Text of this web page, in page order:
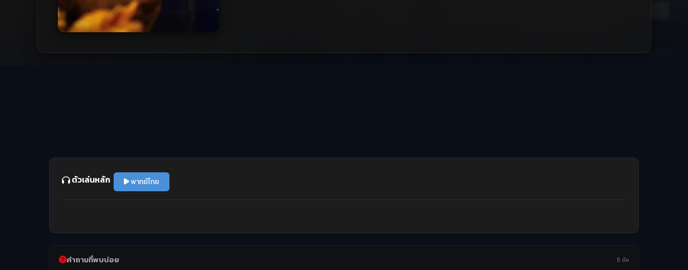
ตัวเล่นหลัก พากย์ไทย
คำถามที่พบบ่อย 5 ข้อ